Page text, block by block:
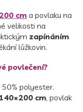
cm a povlaku na
velikosti na
zapínáním
lůžkovin.
povlečení?
50% polyester.
cm, povlak